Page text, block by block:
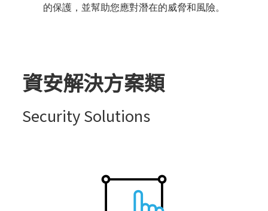
的保護，並幫助您應對潛在的威脅和風險。
資安解決方案類
Security Solutions